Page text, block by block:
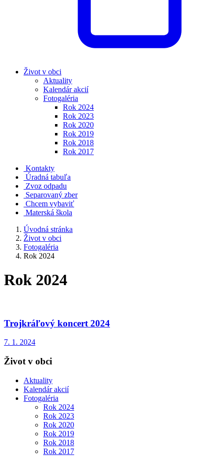
Život v obci
Aktuality
Kalendár akcií
Fotogaléria
Rok 2024
Rok 2023
Rok 2020
Rok 2019
Rok 2018
Rok 2017
Kontakty
Úradná tabuľa
Zvoz odpadu
Separovaný zber
Chcem vybaviť
Materská škola
Úvodná stránka
Život v obci
Fotogaléria
Rok 2024
Rok 2024
Trojkráľový koncert 2024
7. 1. 2024
Život v obci
Aktuality
Kalendár akcií
Fotogaléria
Rok 2024
Rok 2023
Rok 2020
Rok 2019
Rok 2018
Rok 2017